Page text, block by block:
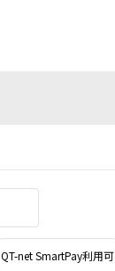
QT-net SmartPay利用可